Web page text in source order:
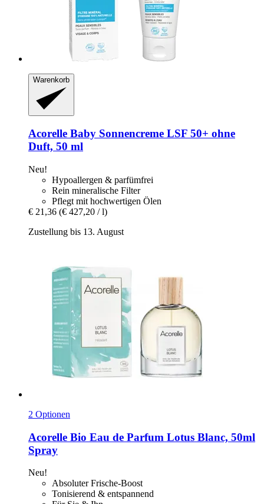
Warenkorb
Acorelle Baby Sonnencreme LSF 50+ ohne
Duft, 50 ml
Neu!
Hypoallergen & parfümfrei
Rein mineralische Filter
Pflegt mit hochwertigen Ölen
€ 21,36 (€ 427,20 / l)
Zustellung bis 13. August
2 Optionen
Acorelle Bio Eau de Parfum Lotus Blanc, 50ml
Spray
Neu!
Absoluter Frische-Boost
Tonisierend & entspannend